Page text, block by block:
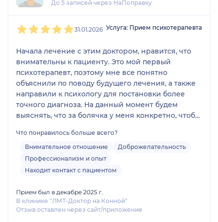
успеха, так что если вам нужна помощь - смело
До 5 записей через НаПоправку
31.01.2026 Услуга: Прием психотерапевта
Начала лечение с этим доктором, нравится, что
внимательны к пациенту. Это мой первый
психотерапевт, поэтому мне все понятно
объяснили по поводу будущего лечения, а также
направили к психологу для постановки более
точного диагноза. На данный момент будем
выяснять, что за болячка у меня конкретно, чтобы
такой опыт)
Что понравилось больше всего?
Внимательное отношение
Доброжелательность
Профессионализм и опыт
Находит контакт с пациентом
Прием был в декабре 2025 г.
В клинике "ЛМТ-Доктор на Конной"
Отзыв оставлен через сайт/приложение